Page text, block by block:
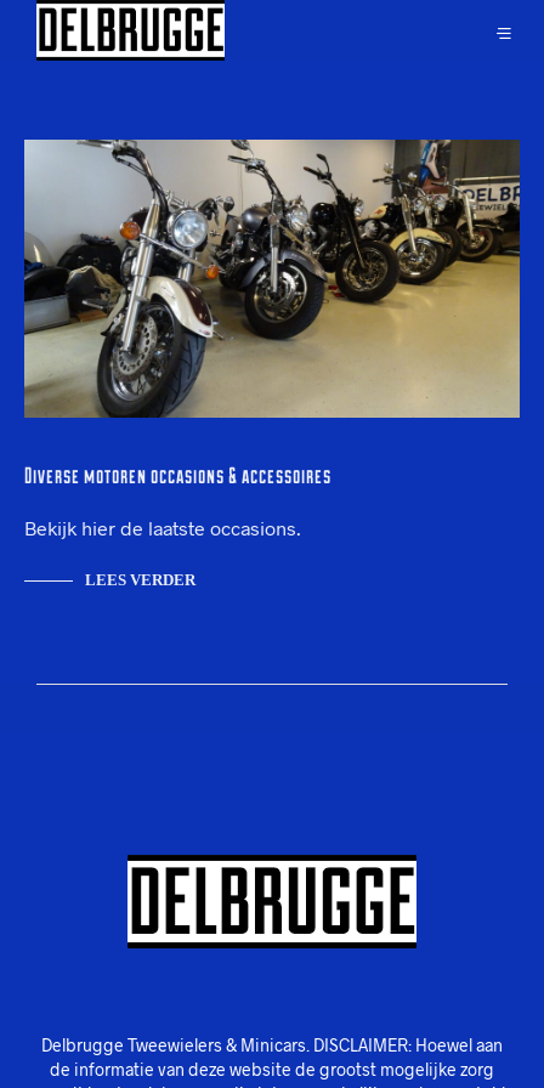
Diverse motoren occasions & accessoires
Bekijk hier de laatste occasions.
LEES VERDER
Delbrugge Tweewielers & Minicars. DISCLAIMER: Hoewel aan
de informatie van deze website de grootst mogelijke zorg